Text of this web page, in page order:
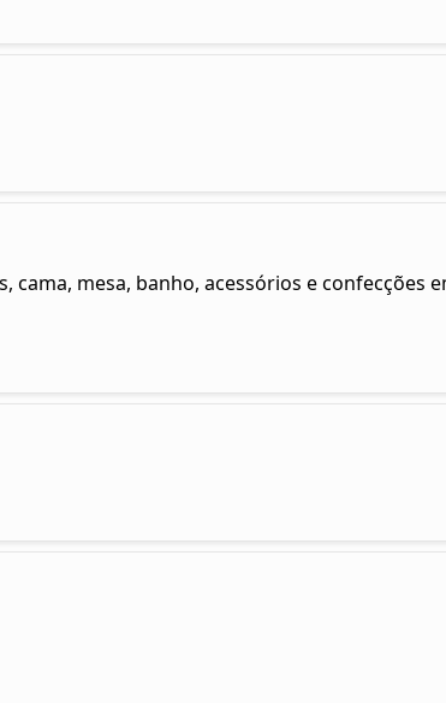
mesa, banho, acessórios e confecções